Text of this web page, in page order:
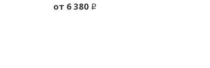
oт 6 380 i